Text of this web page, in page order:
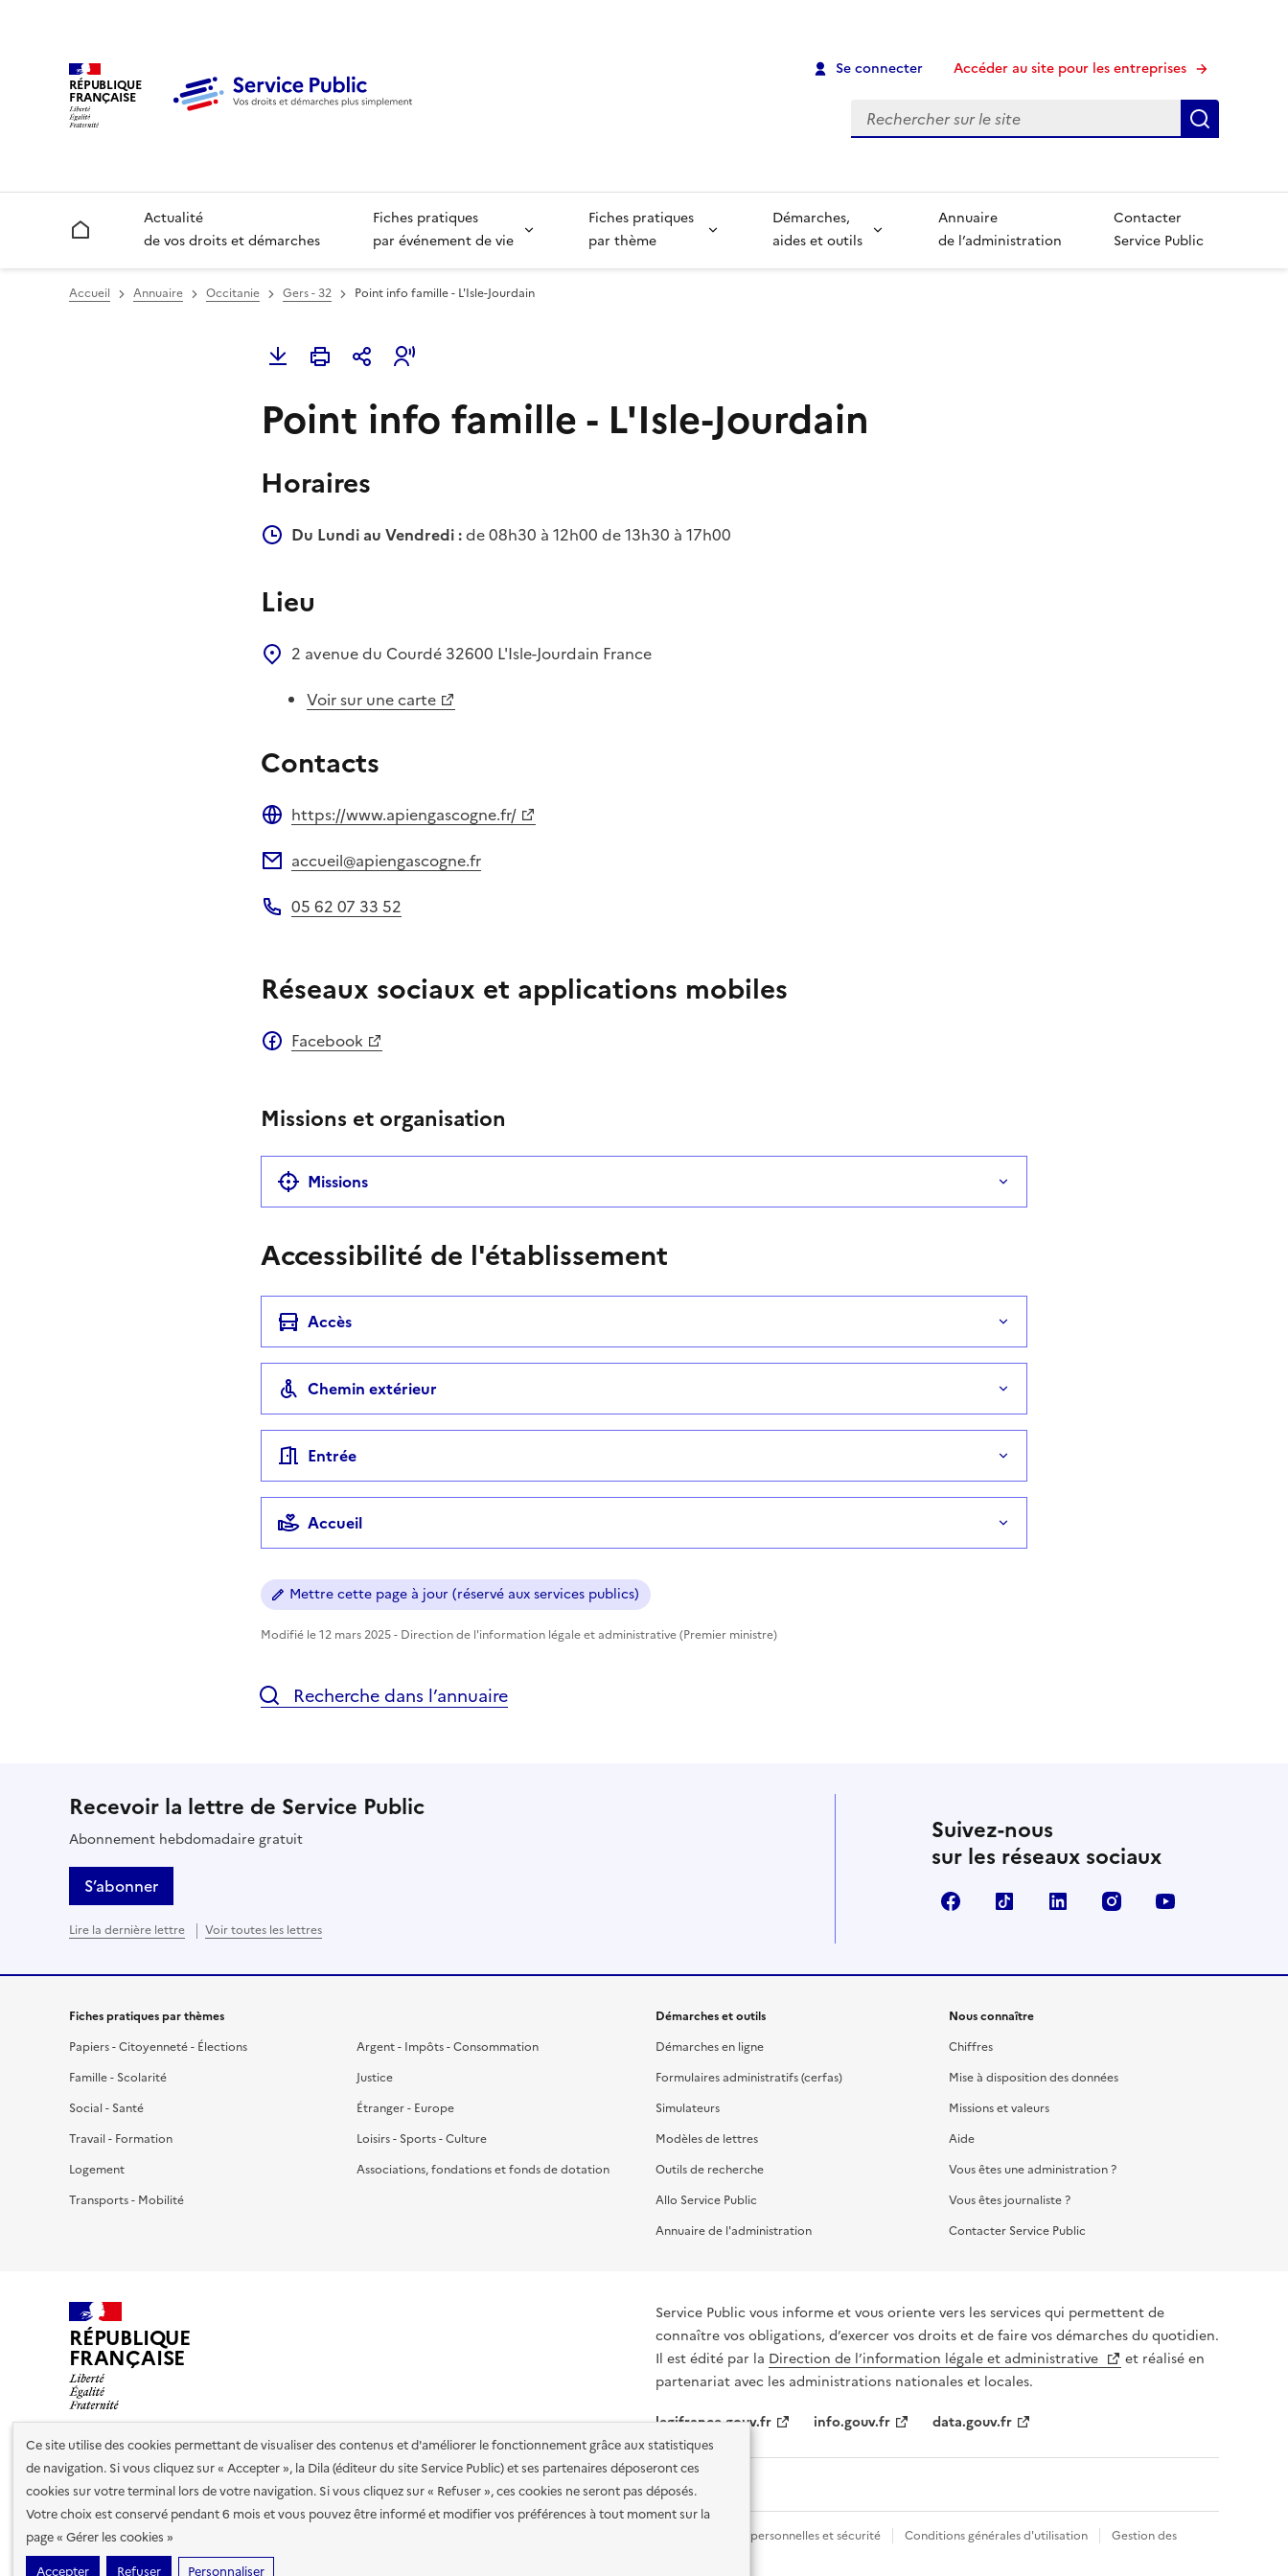
Ce site utilise des cookies permettant de visualiser des contenus et d'améliorer le fonctionnement grâce aux statistiques
de navigation. Si vous cliquez sur « Accepter », la Dila (éditeur du site Service Public) et ses partenaires déposeront ces
cookies sur votre terminal lors de votre navigation. Si vous cliquez sur « Refuser », ces cookies ne seront pas déposés.
Votre choix est conservé pendant 6 mois et vous pouvez être informé et modifier vos préférences à tout moment sur la
page « Gérer les cookies »
Accepter
Refuser Personnaliser
RÉPUBLIQUE
FRANÇAISE
Se connecter Accéder au site pour les entreprises
Recherche
Accueil
Actualité
de vos droits et démarches
Fiches pratiques
par événement de vie
Fiches pratiques
par thème
Démarches,
aides et outils
Annuaire
de l’administration
Contacter
Service Public
Accueil Annuaire Occitanie Gers - 32 Point info famille - L'Isle-Jourdain
Point info famille - L'Isle-Jourdain
Horaires
Du Lundi au Vendredi :de 08h30 à 12h00 de 13h30 à 17h00
Lieu
2 avenue du Courdé 32600 L'Isle-Jourdain France
Voir sur une carte
Contacts
https://www.apiengascogne.fr/
accueil@apiengascogne.fr
05 62 07 33 52
Réseaux sociaux et applications mobiles
Facebook
Missions et organisation
Missions
Accessibilité de l'établissement
Accès
Chemin extérieur
Entrée
Accueil
Mettre cette page à jour (réservé aux services publics)
Modifié le 12 mars 2025 - Direction de l'information légale et administrative (Premier ministre)
Recherche dans l’annuaire
Recevoir la lettre de Service Public
Abonnement hebdomadaire gratuit
S’abonner
Lire la dernière lettre Voir toutes les lettres
Suivez-nous
sur les réseaux sociaux
FacebookTikTok LinkedIn Instagram
Fiches pratiques par thèmes
Papiers - Citoyenneté - Élections
Famille - Scolarité
Social - Santé
Travail - Formation
Logement
Transports - Mobilité
Argent - Impôts - Consommation
Justice
Étranger - Europe
Loisirs - Sports - Culture
Associations, fondations et fonds de dotation
Démarches et outils
Démarches en ligne
Formulaires administratifs (cerfas)
Simulateurs
Modèles de lettres
Outils de recherche
Allo Service Public
Annuaire de l'administration
Nous connaître
Chiffres
Mise à disposition des données
Missions et valeurs
Aide
Vous êtes une administration ?
Vous êtes journaliste ?
Contacter Service Public
RÉPUBLIQUE
FRANÇAISE
Service Public vous informe et vous oriente vers les services qui permettent de
connaître vos obligations, d’exercer vos droits et de faire vos démarches du quotidien.
Il est édité par la Direction de l’information légale et administrative
et réalisé en
partenariat avec les administrations nationales et locales.
legifrance.gouv.fr
info.gouv.fr data.gouv.fr
Nos partenaires
Plan du site Accessibilité : totalement conforme Données personnelles et sécurité Conditions générales d'utilisation
Gestion des
cookies